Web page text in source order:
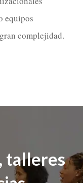
equipos
complejidad.
talleres